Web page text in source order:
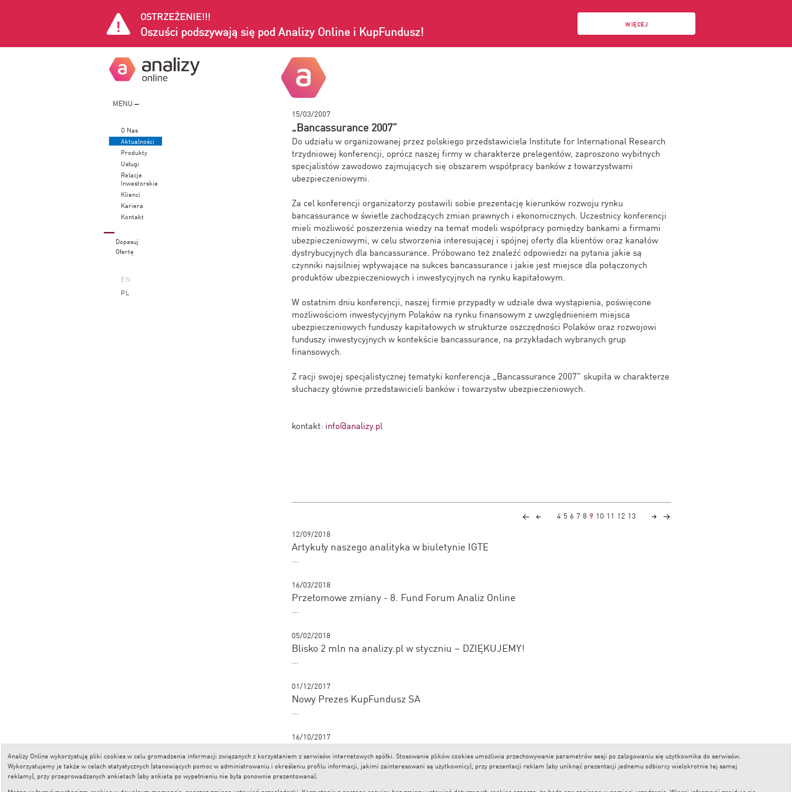
OSTRZEŻENIE!!!
Oszuści podszywają się pod Analizy Online i KupFundusz! WIĘCEJ
MENU
O Nas
Aktualności
Produkty
Usługi
Relacje
Inwestorskie
Klienci
Kariera
Kontakt
Dopasuj
Ofertę
EN
PL
15/03/2007
„Bancassurance 2007”
Do udziału w organizowanej przez polskiego przedstawiciela Institute for International Research
trzydniowej konferencji, oprócz naszej firmy w charakterze prelegentów, zaproszono wybitnych
specjalistów zawodowo zajmujących się obszarem współpracy banków z towarzystwami
ubezpieczeniowymi.
Za cel konferencji organizatorzy postawili sobie prezentację kierunków rozwoju rynku
bancassurance w świetle zachodzących zmian prawnych i ekonomicznych. Uczestnicy konferencji
mieli możliwość poszerzenia wiedzy na temat modeli współpracy pomiędzy bankami a firmami
ubezpieczeniowymi, w celu stworzenia interesującej i spójnej oferty dla klientów oraz kanałów
dystrybucyjnych dla bancassurance. Próbowano też znaleźć odpowiedzi na pytania jakie są
czynniki najsilniej wpływające na sukces bancassurance i jakie jest miejsce dla połączonych
produktów ubezpieczeniowych i inwestycyjnych na rynku kapitałowym.
W ostatnim dniu konferencji, naszej firmie przypadły w udziale dwa wystąpienia, poświęcone
możliwościom inwestycyjnym Polaków na rynku finansowym z uwzględnieniem miejsca
ubezpieczeniowych funduszy kapitałowych w strukturze oszczędności Polaków oraz rozwojowi
funduszy inwestycyjnych w kontekście bancassurance, na przykładach wybranych grup
finansowych.
Z racji swojej specjalistycznej tematyki konferencja „Bancassurance 2007” skupiła w charakterze
słuchaczy głównie przedstawicieli banków i towarzystw ubezpieczeniowych.
kontakt: info@analizy.pl
4 5 6 7 8 9 10 11 12 13
12/09/2018
Artykuły naszego analityka w biuletynie IGTE
...
16/03/2018
Przełomowe zmiany - 8. Fund Forum Analiz Online
...
05/02/2018
Blisko 2 mln na analizy.pl w styczniu – DZIĘKUJEMY!
...
01/12/2017
Nowy Prezes KupFundusz SA
...
16/10/2017
...
Analizy Online wykorzystują pliki cookies w celu gromadzenia informacji związanych z korzystaniem z serwisów internetowych spółki. Stosowanie plików cookies umożliwia przechowywanie parametrów sesji po zalogowaniu się użytkownika do serwisów.
Wykorzystujemy je także w celach statystycznych (stanowiących pomoc w administrowaniu i określeniu profilu informacji, jakimi zainteresowani są użytkownicy), przy prezentacji reklam (aby uniknąć prezentacji jednemu odbiorcy wielokrotnie tej samej
reklamy), przy przeprowadzanych ankietach (aby ankieta po wypełnieniu nie była ponownie prezentowana).